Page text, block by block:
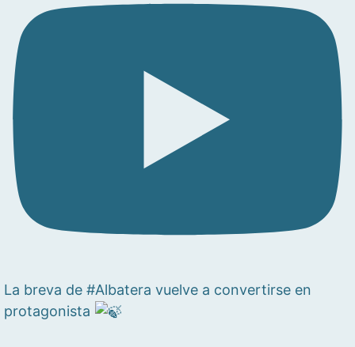
La breva de #Albatera vuelve a convertirse en
protagonista